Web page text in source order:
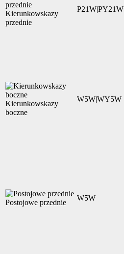
Kierunkowskazy
przednie
P21W|PY21W
Kierunkowskazy
boczne
W5W|WY5W
Postojowe przednie
W5W